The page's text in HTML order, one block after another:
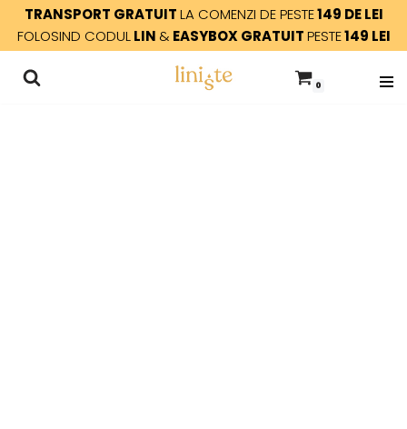
Sari
la
conținut
TRANSPORT GRATUITLA COMENZI DE PESTE149 DE LEI
FOLOSIND CODULLIN & EASYBOX GRATUITPESTE149 LEI
0